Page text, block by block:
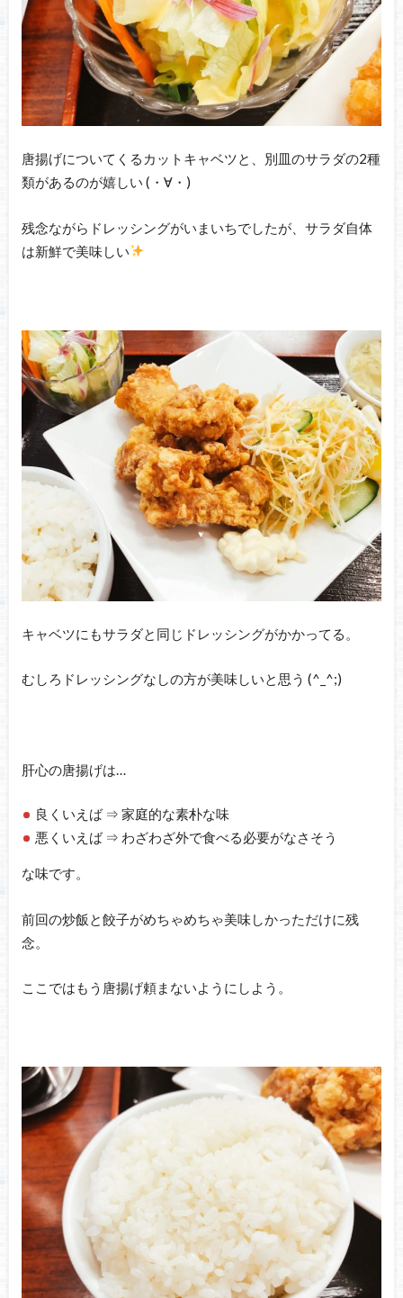
唐揚げについてくるカットキャベツと、別皿のサラダの2種
類があるのが嬉しい (・∀・)
残念ながらドレッシングがいまいちでしたが、サラダ自体
は新鮮で美味しい
キャベツにもサラダと同じドレッシングがかかってる。
むしろドレッシングなしの方が美味しいと思う (^_^;)
肝心の唐揚げは…
良くいえば ⇒ 家庭的な素朴な味
悪くいえば ⇒ わざわざ外で食べる必要がなさそう
な味です。
前回の炒飯と餃子がめちゃめちゃ美味しかっただけに残
念。
ここではもう唐揚げ頼まないようにしよう。